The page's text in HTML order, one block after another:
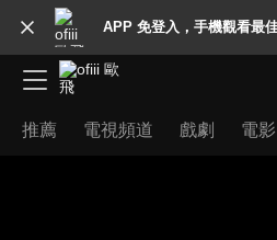
APP 免登入，手機觀看最
推薦 電視頻道 戲劇 電影